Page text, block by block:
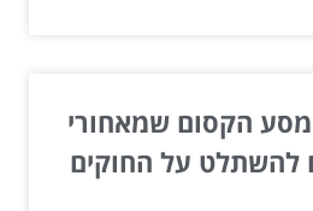
הקסום שמאחורי
להשתלט על החוקים